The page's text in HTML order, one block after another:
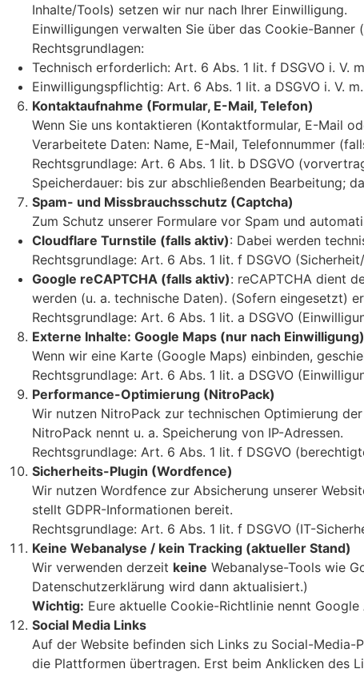
Inhalte/Tools) setzen wir nur nach Ihrer Einwilligung.
Einwilligungen verwalten Sie über das Cookie-Banner
Rechtsgrundlagen:
Technisch erforderlich: Art. 6 Abs. 1 lit. f DSGVO i. V.
Einwilligungspflichtig: Art. 6 Abs. 1 lit. a DSGVO i. V.
Kontaktaufnahme (Formular, E-Mail, Telefon)
Wenn Sie uns kontaktieren (Kontaktformular, E-Mail
Verarbeitete Daten: Name, E-Mail, Telefonnummer
Rechtsgrundlage: Art. 6 Abs. 1 lit. b DSGVO
Speicherdauer: bis zur abschließenden Bearbeitung;
Spam- und Missbrauchsschutz (Captcha)
Zum Schutz unserer Formulare vor Spam und
Cloudflare Turnstile (falls aktiv): Dabei werden
Rechtsgrundlage: Art. 6 Abs. 1 lit. f DSGVO
Google reCAPTCHA (falls aktiv): reCAPTCHA dient
werden (u. a. technische Daten). (Sofern eingesetzt)
Rechtsgrundlage: Art. 6 Abs. 1 lit. a DSGVO
Externe Inhalte: Google Maps (nur nach Einwilligung)
Wenn wir eine Karte (Google Maps) einbinden,
Rechtsgrundlage: Art. 6 Abs. 1 lit. a DSGVO
Performance-Optimierung (NitroPack)
Wir nutzen NitroPack zur technischen Optimierung
NitroPack nennt u. a. Speicherung von IP-Adressen.
Rechtsgrundlage: Art. 6 Abs. 1 lit. f DSGVO
Sicherheits-Plugin (Wordfence)
Wir nutzen Wordfence zur Absicherung unserer
stellt GDPR-Informationen bereit.
Rechtsgrundlage: Art. 6 Abs. 1 lit. f DSGVO (IT-
Keine Webanalyse / kein Tracking (aktueller Stand)
Wir verwenden derzeit keine Webanalyse-Tools wie
Datenschutzerklärung wird dann aktualisiert.)
Wichtig: Eure aktuelle Cookie-Richtlinie nennt
Social Media Links
Auf der Website befinden sich Links zu Social-
die Plattformen übertragen. Erst beim Anklicken des